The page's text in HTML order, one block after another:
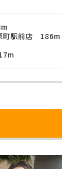
町駅前店 186m